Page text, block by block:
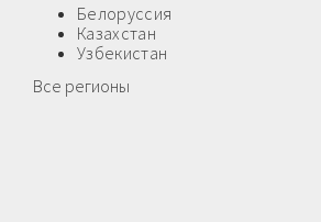
Белоруссия
Казахстан
Узбекистан
Все регионы